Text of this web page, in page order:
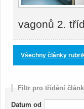
vagonů 2.
Všechny články
Filtr pro třídění
Datum od